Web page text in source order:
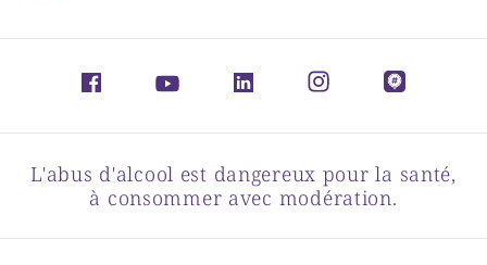
L'abus d'alcool est dangereux pour la santé,
à consommer avec modération.